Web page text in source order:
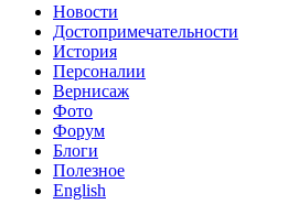
Новости
Достопримечательности
История
Персоналии
Вернисаж
Фото
Форум
Блоги
Полезное
English